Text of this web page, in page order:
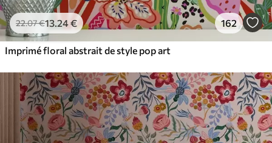
22.07€13.24€ 162
Imprimé floral abstrait de style pop art